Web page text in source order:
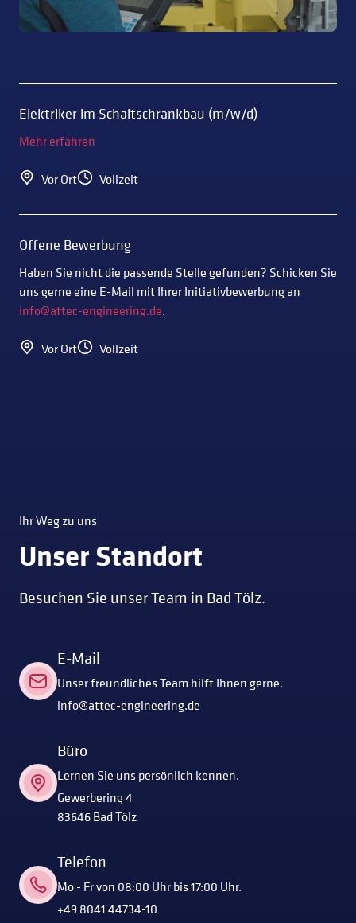
Elektriker im Schaltschrankbau (m/w/d)
Mehr erfahren
Vor Ort Vollzeit
Offene Bewerbung
Haben Sie nicht die passende Stelle gefunden? Schicken Sie
uns gerne eine E-Mail mit Ihrer Initiativbewerbung an
info@attec-engineering.de.
Vor Ort Vollzeit
Ihr Weg zu uns
Unser Standort
Besuchen Sie unser Team in Bad Tölz.
E-Mail
Unser freundliches Team hilft Ihnen gerne.
info@attec-engineering.de
Büro
Lernen Sie uns persönlich kennen.
Gewerbering 4
83646 Bad Tölz
Telefon
Mo - Fr von 08:00 Uhr bis 17:00 Uhr.
+49 8041 44734-10